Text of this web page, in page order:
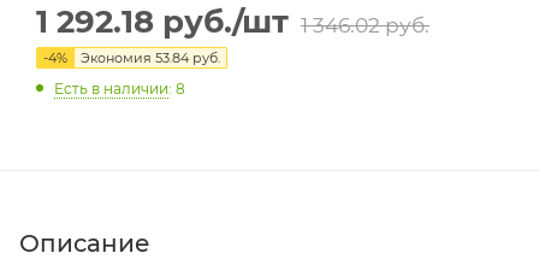
1 292.18 руб./шт 1 346.02руб.
-4% Экономия 53.84 руб.
Есть в наличии: 8
Описание